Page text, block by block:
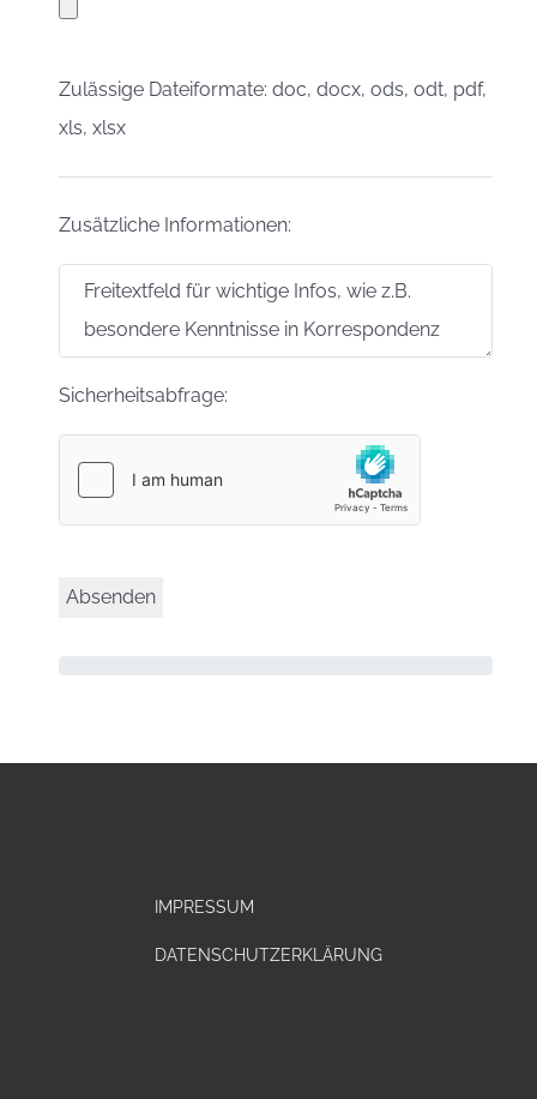
Zulässige Dateiformate: doc, docx, ods, odt, pdf,
xls, xlsx
Zusätzliche Informationen:
Sicherheitsabfrage:
IMPRESSUM
DATENSCHUTZERKLÄRUNG